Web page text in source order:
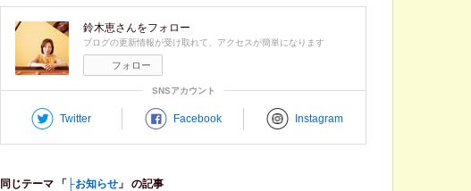
鈴木恵さんをフォロー
ブログの更新情報が受け取れて、アクセスが簡単になります
フォロー
SNSアカウント
Twitter Facebook Instagram
同じテーマ 「 ├お知らせ 」 の記事